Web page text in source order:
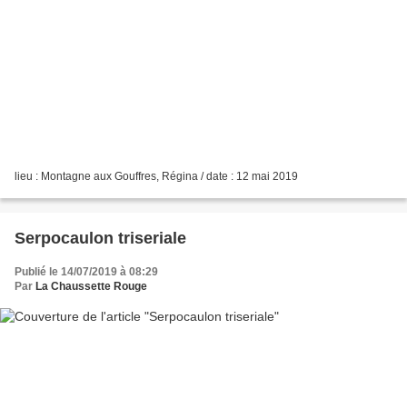
lieu : Montagne aux Gouffres, Régina / date : 12 mai 2019
Serpocaulon triseriale
Publié le 14/07/2019 à 08:29
Par La Chaussette Rouge